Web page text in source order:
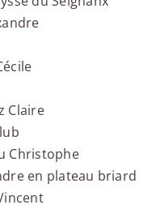
Claire
Christophe
en plateau briard